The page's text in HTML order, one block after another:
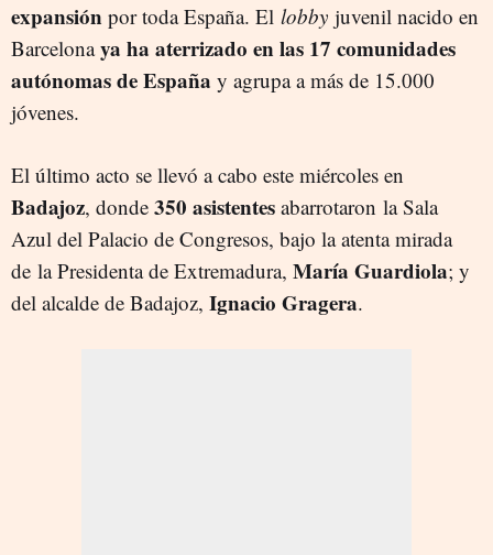
expansión por toda España. El lobby juvenil nacido en
Barcelonaya ha aterrizado en las 17 comunidades
autónomas de España y agrupa a más de 15.000
jóvenes.
El último acto se llevó a cabo este miércoles en
Badajoz, donde 350 asistentes abarrotaron la Sala
Azul del Palacio de Congresos, bajo la atenta mirada
de la Presidenta de Extremadura, María Guardiola; y
del alcalde de Badajoz, Ignacio Gragera.